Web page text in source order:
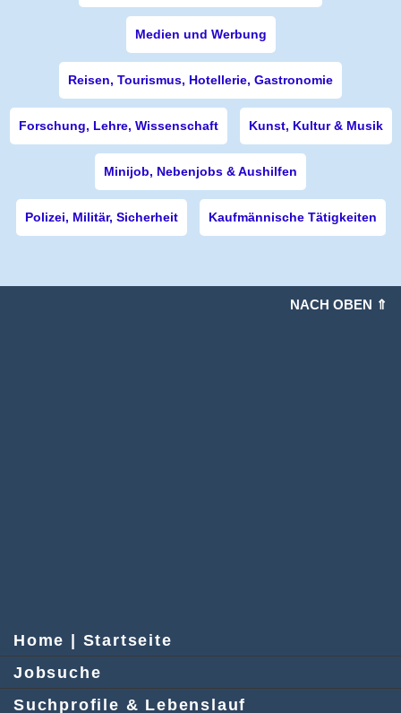
Medien und Werbung
Reisen, Tourismus, Hotellerie, Gastronomie
Forschung, Lehre, Wissenschaft Kunst, Kultur & Musik
Minijob, Nebenjobs & Aushilfen
Polizei, Militär, Sicherheit Kaufmännische Tätigkeiten
NACH OBEN ⇑
Home | Startseite
Jobsuche
Suchprofile & Lebenslauf